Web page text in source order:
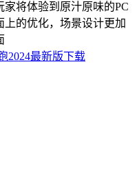
将体验到原汁原味的PC
的优化，场景设计更加